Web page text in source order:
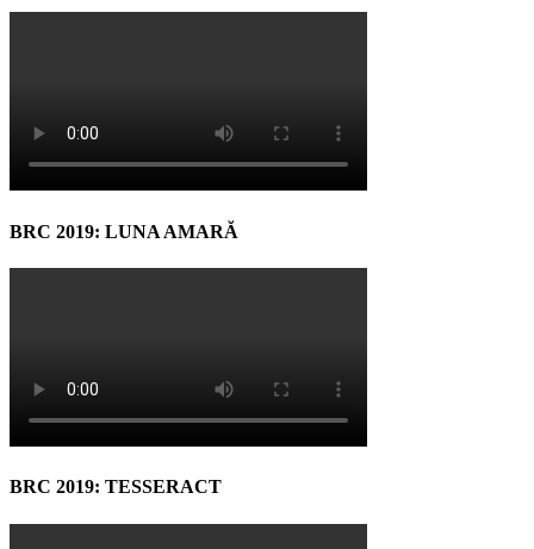
BRC 2019: LUNA AMARĂ
BRC 2019: TESSERACT